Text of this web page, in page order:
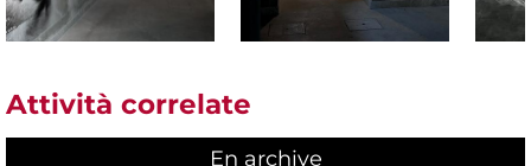
Attività correlate
En archive